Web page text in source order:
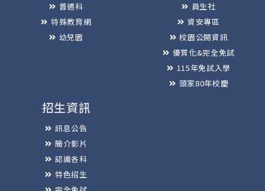
普通科
特殊教育網
幼兒園
員生社
資安專區
校園公開資訊
優質化&完全免試
115年免試入學
頭家80年校慶
招生資訊
訊息公告
簡介影片
認識各科
特色招生